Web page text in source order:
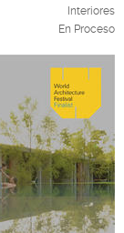
Interiores
En Proceso